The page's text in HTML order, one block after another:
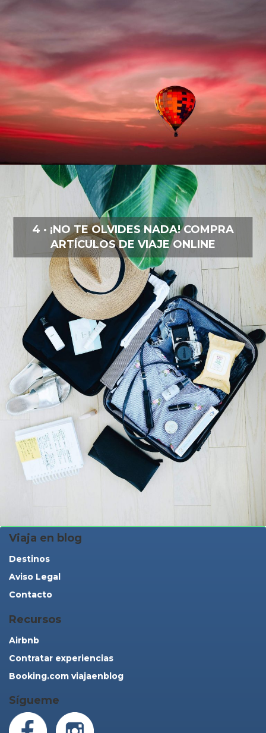
4 · ¡NO TE OLVIDES NADA! COMPRA
ARTÍCULOS DE VIAJE ONLINE
Viaja en blog
Destinos
Aviso Legal
Contacto
Recursos
Airbnb
Contratar experiencias
Booking.com viajaenblog
Sígueme